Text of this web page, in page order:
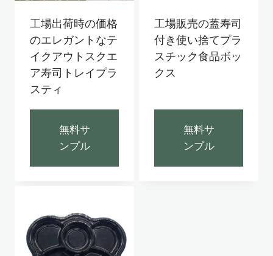
工場出荷時の価格
のエレガントなテ
イクアウトスクエ
ア寿司トレイプラ
スティ
無料サ
ンプル
工場販売の蓋寿司
付き使い捨てプラ
スチック食品ボッ
クス
無料サ
ンプル